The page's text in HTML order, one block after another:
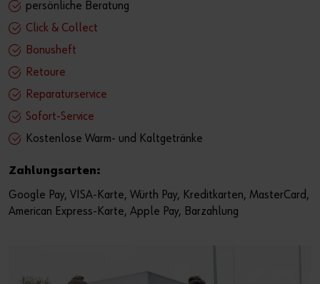
persönliche Beratung
Click & Collect
Bonusheft
Retoure
Reparaturservice
Sofort-Service
Kostenlose Warm- und Kaltgetränke
Zahlungsarten:
Google Pay, VISA-Karte, Würth Pay, Kreditkarten, MasterCard,
American Express-Karte, Apple Pay, Barzahlung